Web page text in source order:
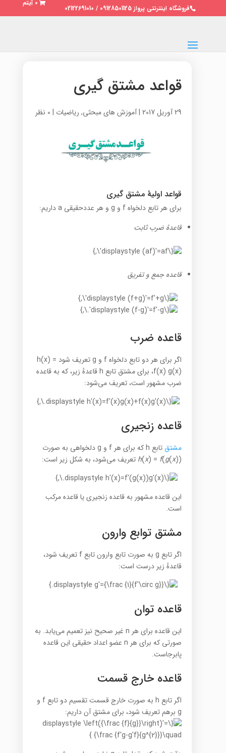
فروشگاه اینترنتی پرواز 09128501125 / 02122691010
0 آیتم
قواعد مشتق گیری
29 آوریل 2017 |آموزش های مبحثی, ریاضیات | 0 نظر
قواعد اولیهٔ مشتق گیری
برای هر تابع دلخواه f و g و هر عددحقیقی a داریم:
قاعدهٔ ضرب ثابت
قاعده جمع و تفریق
قاعده ضرب
اگر برای هر دو تابع دلخواه f و g تعریف شود h(x) =
f(x) g(x)، برای مشتق تابع h قاعدهٔ زیر، که به قاعده
ضرب مشهور است، تعریف می‌شود:
قاعده زنجیری
مشتق تابع h که برای هر f و g دلخواهی به صورت
h(x) = f(g(x)) تعریف می‌شود، به شکل زیر است:
این قاعده مشهور به قاعده زنجیری یا قاعده مرکب
است.
مشتق توابع وارون
اگر تابع g به صورت تابع وارون تابع f تعریف شود،
قاعدهٔ زیر درست است:
قاعده توان
این قاعده برای هر n غیر صحیح نیز تعمیم می‌یابد. به
صورتی که برای هر n عضو اعداد حقیقی این قاعده
پابرجاست.
قاعده خارج قسمت
اگر تابع h به صورت خارج قسمت تقسیم دو تابع f و
g برهم تعریف شود، برای مشتق آن داریم: